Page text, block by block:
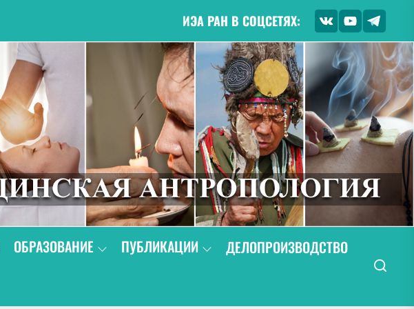
ИЭА РАН В СОЦСЕТЯХ:
ОБРАЗОВАНИЕ ПУБЛИКАЦИИ
ДЕЛОПРОИЗВОДСТВО